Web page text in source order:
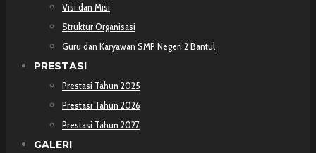
Visi dan Misi
Struktur Organisasi
Guru dan Karyawan SMP Negeri 2 Bantul
PRESTASI
Prestasi Tahun 2025
Prestasi Tahun 2026
Prestasi Tahun 2027
GALERI